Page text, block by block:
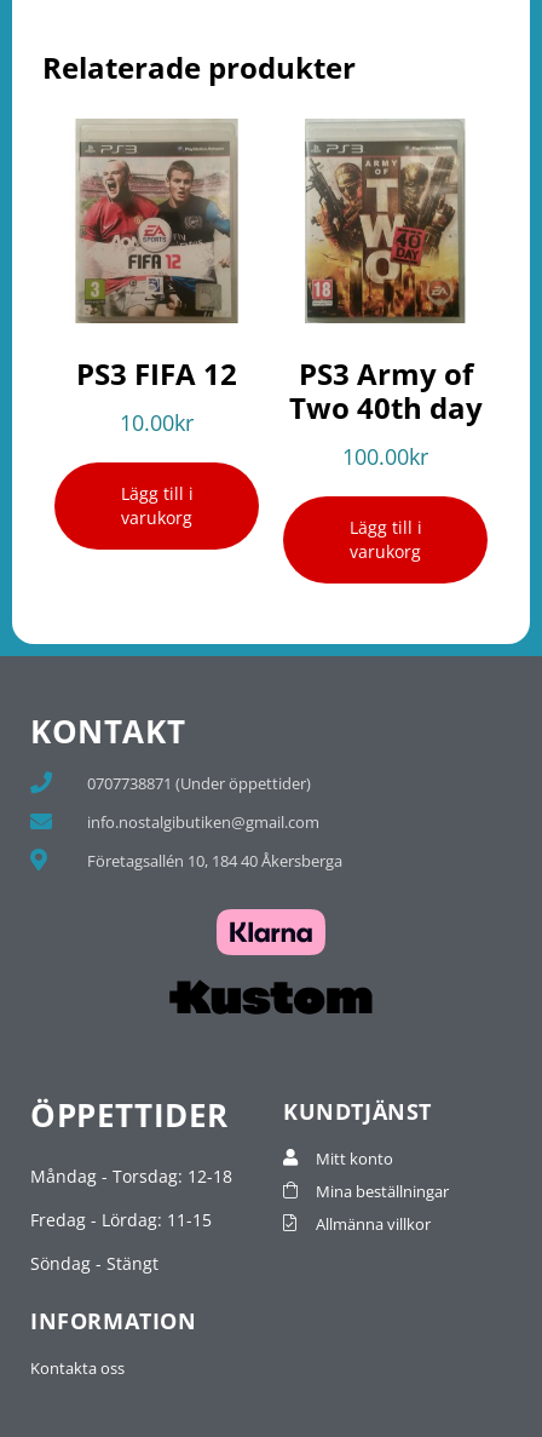
Relaterade produkter
PS3 FIFA 12
10.00kr
Lägg till i
varukorg
PS3 Army of
Two 40th day
100.00kr
Lägg till i
varukorg
KONTAKT
0707738871 (Under öppettider)
info.nostalgibutiken@gmail.com
Företagsallén 10, 184 40 Åkersberga
ÖPPETTIDER
Måndag - Torsdag: 12-18
Fredag - Lördag: 11-15
Söndag - Stängt
KUNDTJÄNST
Mitt konto
Mina beställningar
Allmänna villkor
INFORMATION
Kontakta oss